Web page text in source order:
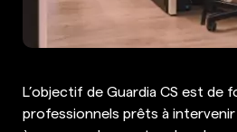
L’objectif de Guardia CS est de
professionnels prêts à